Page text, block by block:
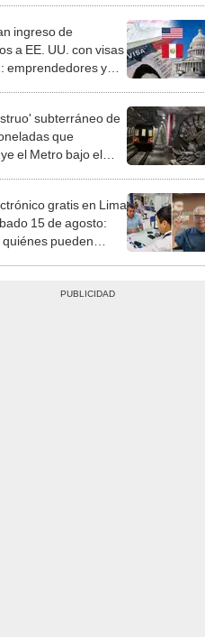
ingreso de
a EE. UU. con visas
emprendedores y
subterráneo de
que
el Metro bajo el
gratis en Lima
15 de agosto:
pueden